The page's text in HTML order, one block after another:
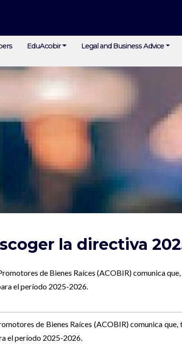
EduAcobir Legal and Business Advice
la directiva
de Bienes Raíces (ACOBIR) comunica
el período 2025-2026.
de Bienes Raíces (ACOBIR) comunica
el período 2025-2026.